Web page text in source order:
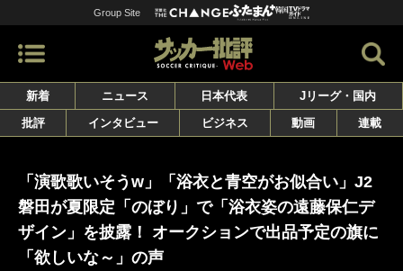
Group Site
新着 ニュース 日本代表
Jリーグ・国内
批評
インタビュー ビジネス 動画 連載
「演歌歌いそうw」「浴衣と青空がお似合い」J2
磐田が夏限定「のぼり」で「浴衣姿の遠藤保仁デ
ザイン」を披露！ オークションで出品予定の旗に
「欲しいな～」の声